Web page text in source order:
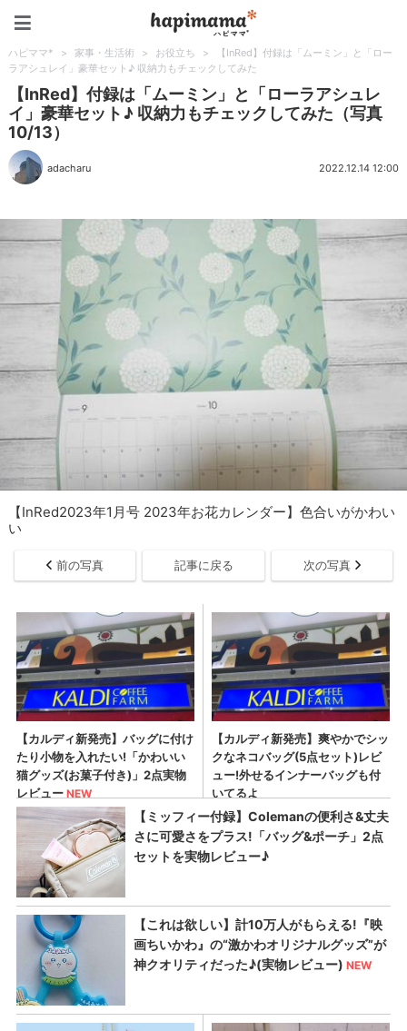
ハピママ* > 家事・生活術 > お役立ち >
【InRed】付録は「ムーミン」と「ロー
ラアシュレイ」豪華セット♪ 収納力もチェックしてみた
【InRed】付録は「ムーミン」と「ローラアシュレ
イ」豪華セット♪ 収納力もチェックしてみた（写真
10/13）
adacharu 2022.12.14 12:00
【InRed2023年1月号 2023年お花カレンダー】色合いがかわい
い
前の写真 記事に戻る 次の写真